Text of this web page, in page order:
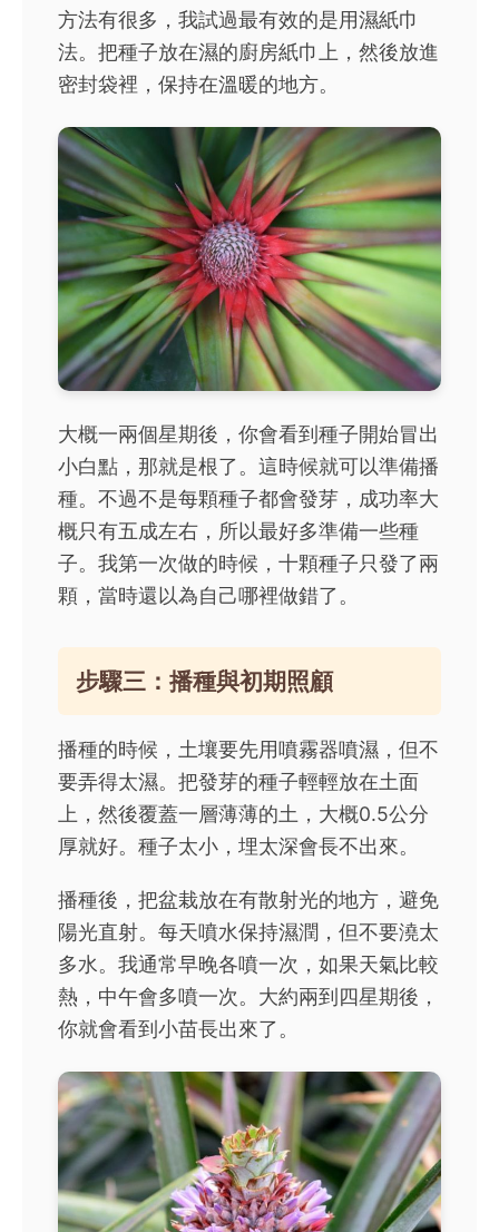
方法有很多，我試過最有效的是用濕紙巾
法。把種子放在濕的廚房紙巾上，然後放進
密封袋裡，保持在溫暖的地方。
大概一兩個星期後，你會看到種子開始冒出
小白點，那就是根了。這時候就可以準備播
種。不過不是每顆種子都會發芽，成功率大
概只有五成左右，所以最好多準備一些種
子。我第一次做的時候，十顆種子只發了兩
顆，當時還以為自己哪裡做錯了。
步驟三：播種與初期照顧
播種的時候，土壤要先用噴霧器噴濕，但不
要弄得太濕。把發芽的種子輕輕放在土面
上，然後覆蓋一層薄薄的土，大概0.5公分
厚就好。種子太小，埋太深會長不出來。
播種後，把盆栽放在有散射光的地方，避免
陽光直射。每天噴水保持濕潤，但不要澆太
多水。我通常早晚各噴一次，如果天氣比較
熱，中午會多噴一次。大約兩到四星期後，
你就會看到小苗長出來了。